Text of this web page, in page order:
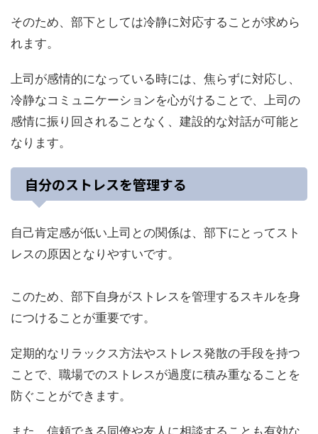
そのため、部下としては冷静に対応することが求めら
れます。
上司が感情的になっている時には、焦らずに対応し、
冷静なコミュニケーションを心がけることで、上司の
感情に振り回されることなく、建設的な対話が可能と
なります。
自分のストレスを管理する
自己肯定感が低い上司との関係は、部下にとってスト
レスの原因となりやすいです。
このため、部下自身がストレスを管理するスキルを身
につけることが重要です。
定期的なリラックス方法やストレス発散の手段を持つ
ことで、職場でのストレスが過度に積み重なることを
防ぐことができます。